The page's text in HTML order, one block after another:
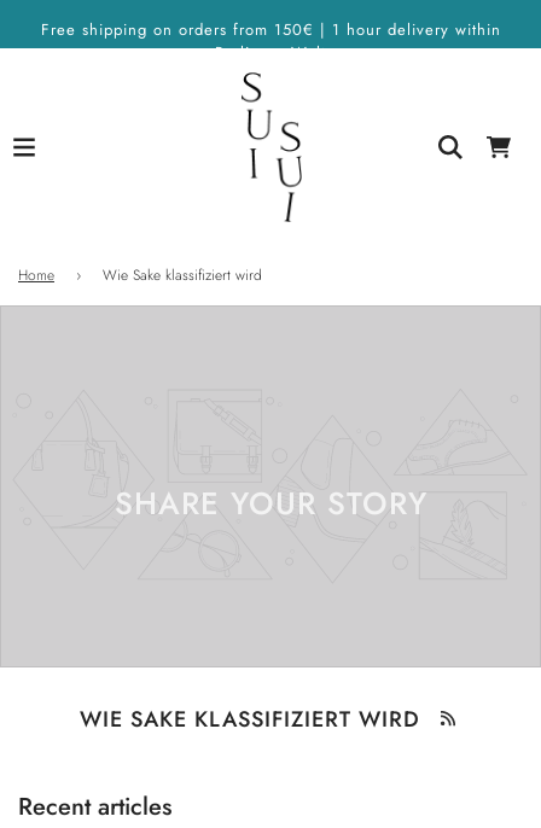
Free shipping on orders from 150€ | 1 hour delivery within
Berlin on Wolt
Home › Wie Sake klassifiziert wird
SHARE YOUR STORY
WIE SAKE KLASSIFIZIERT WIRD
Recent articles